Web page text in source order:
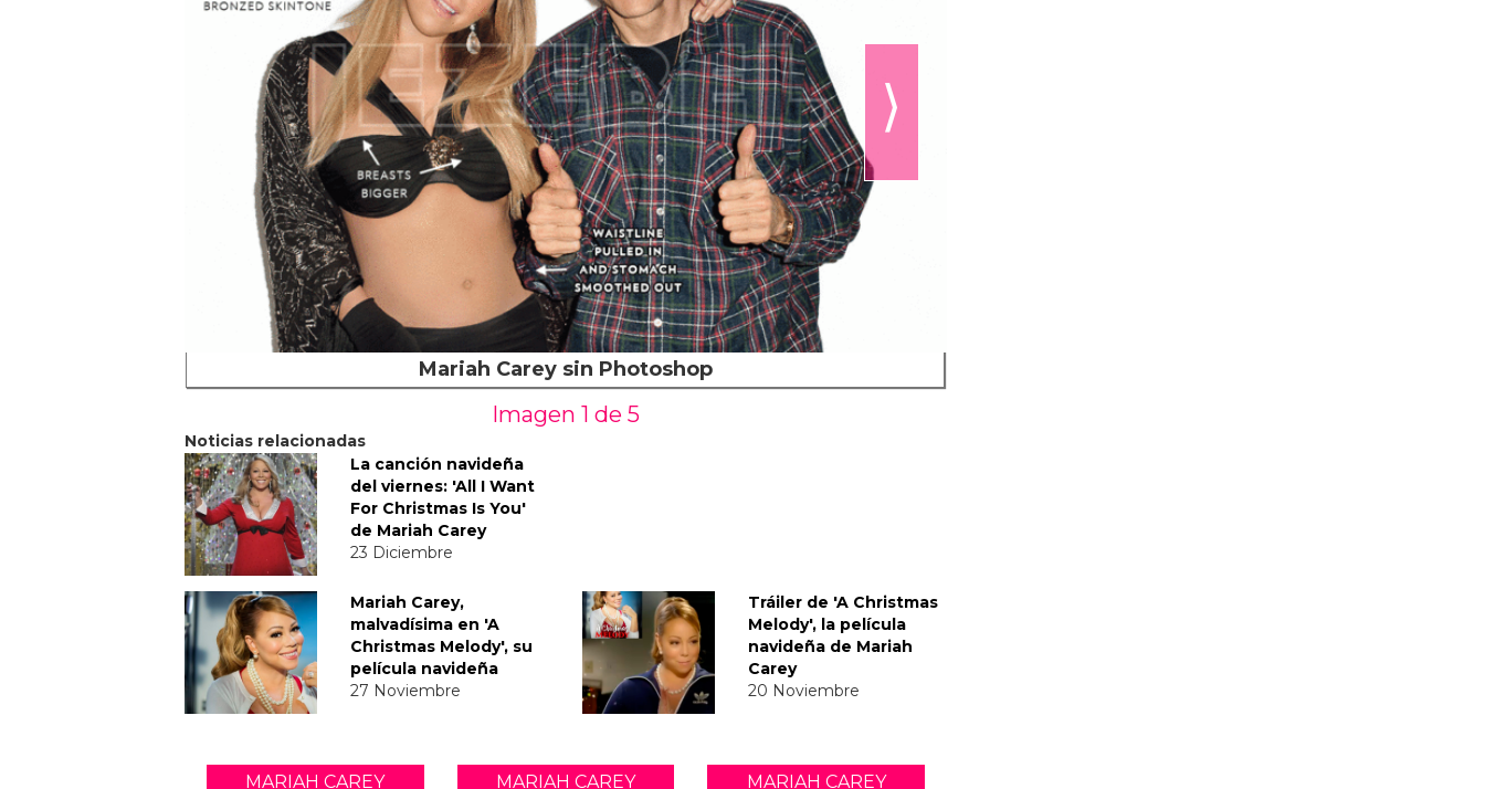
⟩
Mariah Carey sin Photoshop
Imagen 1 de 5
Noticias relacionadas
La canción navideña
del viernes: 'All I Want
For Christmas Is You'
de Mariah Carey
23 Diciembre
Mariah Carey,
malvadísima en 'A
Christmas Melody', su
película navideña
27 Noviembre
Tráiler de 'A Christmas
Melody', la película
navideña de Mariah
Carey
20 Noviembre
MARIAH CAREY MARIAH CAREY MARIAH CAREY